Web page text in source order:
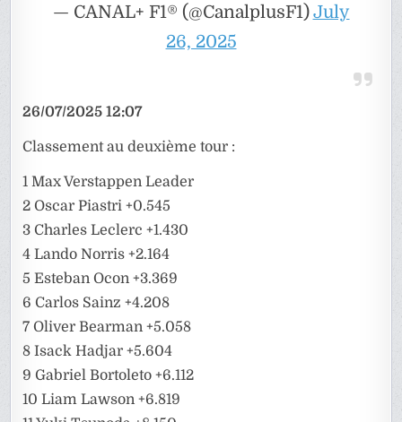
— CANAL+ F1® (@CanalplusF1)July
26, 2025
26/07/2025 12:07
Classement au deuxième tour :
1 Max Verstappen Leader
2 Oscar Piastri +0.545
3 Charles Leclerc +1.430
4 Lando Norris +2.164
5 Esteban Ocon +3.369
6 Carlos Sainz +4.208
7 Oliver Bearman +5.058
8 Isack Hadjar +5.604
9 Gabriel Bortoleto +6.112
10 Liam Lawson +6.819